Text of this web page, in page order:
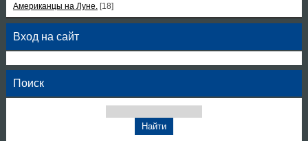
Американцы на Луне. [18]
Вход на сайт
Поиск